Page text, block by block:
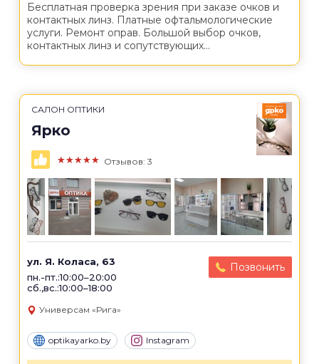
Бесплатная проверка зрения при заказе очков и
контактных линз. Платные офтальмологические
услуги. Ремонт оправ. Большой выбор очков,
контактных линз и сопутствующих...
САЛОН ОПТИКИ
Ярко
★★★★★ Отзывов: 3
ул. Я. Коласа, 63
пн.-пт.:10:00–20:00
сб.,вс.:10:00–18:00
Позвонить
Универсам «Рига»
optikayarko.by Instagram